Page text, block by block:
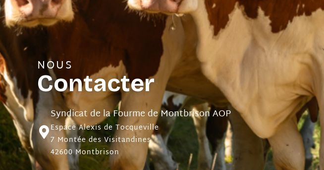
NOUS
Contacter
Syndicat de la Fourme de Montbrison AOP
Espace Alexis de Tocqueville
7 Montée des Visitandines
42600 Montbrison